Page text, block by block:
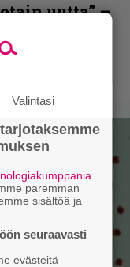
uutta” –
Valintasi
paremman
sisältöä ja
seuraavasti
evästeitä